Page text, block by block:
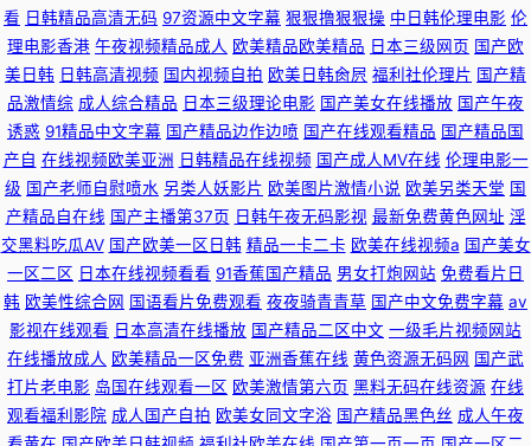
看 日韩精品高清无码 97资源中文字幕 狠狠撸狠狠操 中日韩伦理电影 伦
理电影香港 午夜视频精品成人 欧美精品欧美精品 日本三级网页 国产欧
美日韩 日韩高清视频 国内视频自拍 欧美日韩肏屄 福利社伦理片 国产精
品激情综 成人综合精品 日本三级理论电影 国产美女在线播放 国产午夜
诱惑 91精品中文字幕 国产精品边作边喷 国产在线观看精品 国产精品国
产自 在线视频欧美亚洲 日韩精品在线视频 国产成人MV在线 伦理电影一
级 国产老师自慰喷水 另类人妖影片 欧美图片激情小说 欧美另类天堂 国
产精品自在线 国产主播第37页 日韩午夜无码影视 最新免费黄色网址 淫
交黑料吃瓜AV 国产欧美一区日韩 精品一卡二卡 欧美在线视频a 国产美女
一区二区 日本在线视频看看 91香蕉国产精品 男女打炮网站 免费看片日
韩 欧美性综合网 国语看片免费观看 夜夜骑青青草 国产中文免费字幕 av
影视在线观看 日本高清在线播放 国产精品二区中文 一级毛片视频网站
在线播放成人 欧美精品一区免费 亚洲香蕉在线 黄色资源无码网 国产武
打片老电影 岛国在线观看一区 欧美激情第六页 黑料无码在线资源 在线
观看福利影院 成人国产自拍 欧美女同文字浴 国产精品黑色丝 成人午夜